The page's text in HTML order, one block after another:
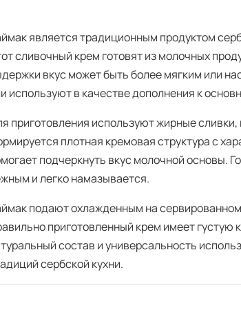
является традиционным продуктом
сливочный крем готовят из молочных
вкус может быть более мягким или
используют в качестве дополнения к
приготовления используют жирные
плотная кремовая структура с
подчеркнуть вкус молочной основы.
и легко намазывается.
подают охлажденным на
приготовленный крем имеет густую
состав и универсальность
сербской кухни.